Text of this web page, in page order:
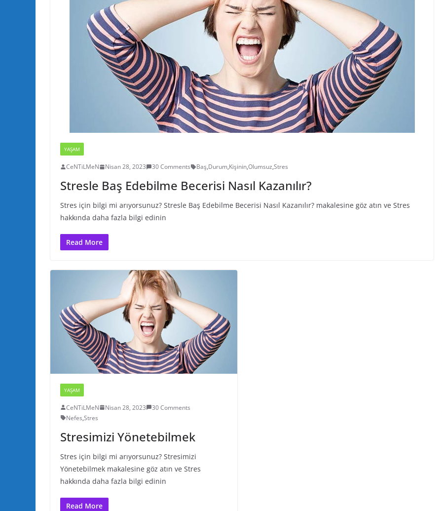
YAŞAM
CeNTiLMeN Nisan 28, 2023 30 Comments Baş,Durum,Kişinin,Olumsuz,Stres
Stresle Baş Edebilme Becerisi Nasıl Kazanılır?
Stres için bilgi mi arıyorsunuz? Stresle Baş Edebilme Becerisi Nasıl Kazanılır? makalesine göz atın ve Stres
hakkında daha fazla bilgi edinin
Read More
YAŞAM
CeNTiLMeN Nisan 28, 2023
30 Comments
Nefes,Stres
Stresimizi Yönetebilmek
Stres için bilgi mi arıyorsunuz? Stresimizi
Yönetebilmek makalesine göz atın ve Stres
hakkında daha fazla bilgi edinin
Read More